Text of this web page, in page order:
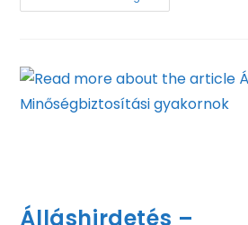
Álláshirdetés –